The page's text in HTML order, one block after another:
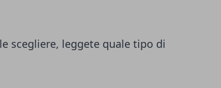
scegliere, leggete quale tipo di